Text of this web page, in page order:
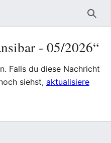
‐ 05/2026“
Falls du diese Nachricht
siehst, aktualisiere